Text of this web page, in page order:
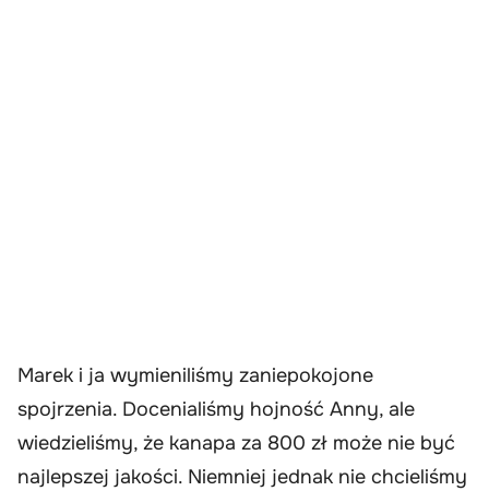
Marek i ja wymieniliśmy zaniepokojone
spojrzenia. Docenialiśmy hojność Anny, ale
wiedzieliśmy, że kanapa za 800 zł może nie być
najlepszej jakości. Niemniej jednak nie chcieliśmy